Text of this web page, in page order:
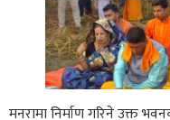
मनरामा निर्माण गरिने उक्त